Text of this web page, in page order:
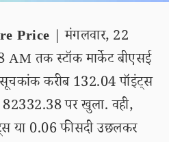
Price | मंगलवार, 22
तक स्टॉक मार्केट बीएसई
करीब 132.04 पॉइंट्स
पर खुला. वही,
या 0.06 फीसदी उछलकर